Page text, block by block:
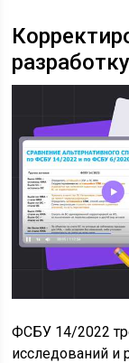
ФСБУ 14/2022
исследований и